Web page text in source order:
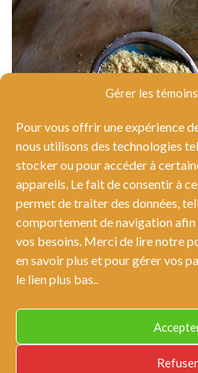
Gérer les
Pour vous offrir une expérience
nous utilisons des technologies
stocker ou pour accéder à
appareils. Le fait de consentir à
permet de traiter des données,
comportement de navigation afin
vos besoins. Merci de lire notre
en savoir plus et pour gérer vos
le lien plus bas..
Refuser
La levure alimentaire
générales et nétiquette|